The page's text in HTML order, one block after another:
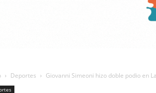
Deportes Giovanni Simeoni hizo doble podio en